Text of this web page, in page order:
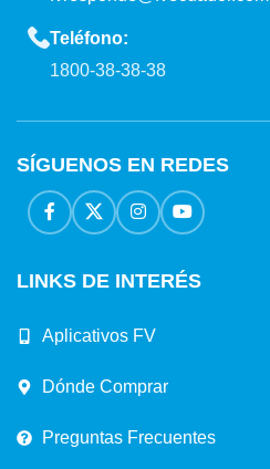
Teléfono:
1800-38-38-38
SÍGUENOS EN REDES
LINKS DE INTERÉS
Aplicativos FV
Dónde Comprar
Preguntas Frecuentes